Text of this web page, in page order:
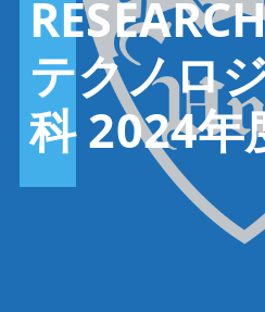
テクノロ
科 2024年